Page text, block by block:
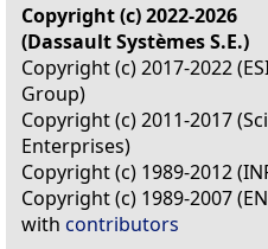
Copyright (c) 2022-2026
(Dassault Systèmes S.E.)
Copyright (c) 2017-2022
Group)
Copyright (c) 2011-2017
Enterprises)
Copyright (c) 1989-2012
Copyright (c) 1989-2007
with contributors